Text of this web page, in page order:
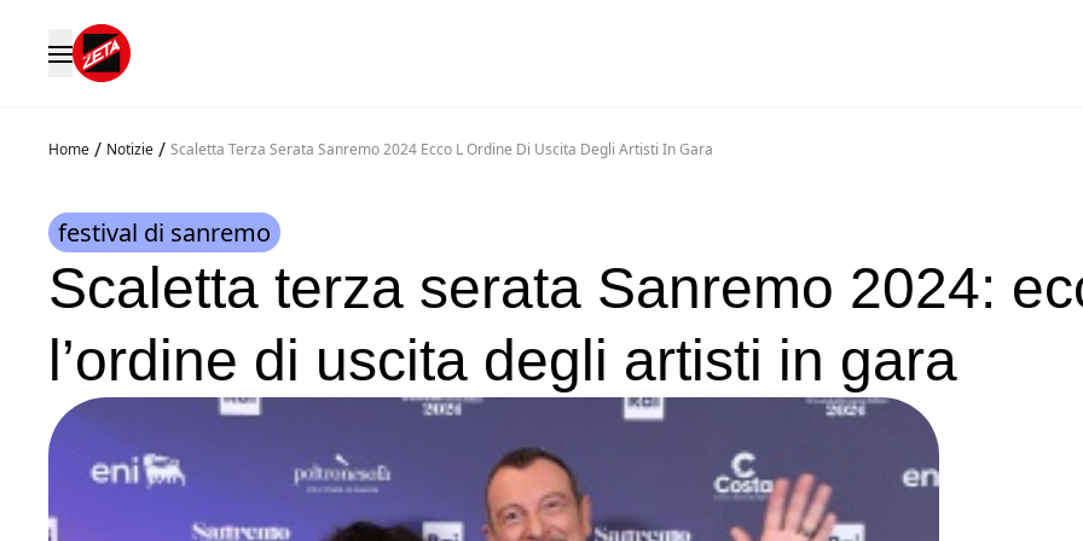
Home / Notizie / Scaletta Terza Serata Sanremo 2024 Ecco L Ordine Di Uscita Degli Artisti In Gara
festival di sanremo
Scaletta terza serata Sanremo 2024:
l’ordine di uscita degli artisti in gara